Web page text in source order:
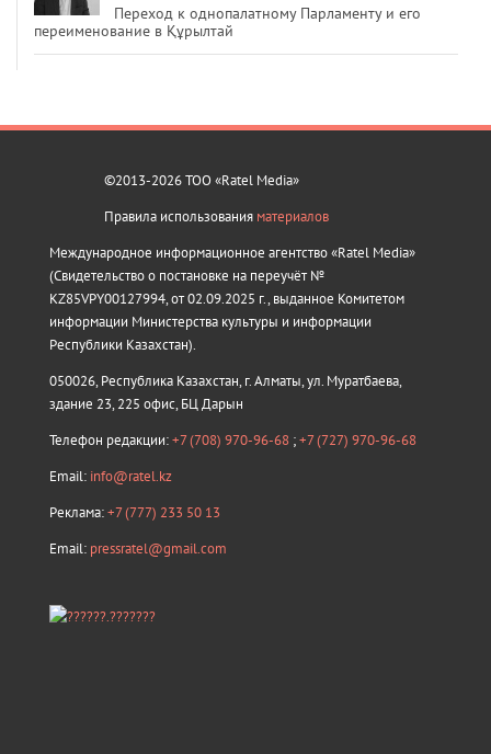
Переход к однопалатному Парламенту и его
переименование в Құрылтай
©2013-2026 ТОО «Ratel Media»
Правила использования материалов
Международное информационное агентство «Ratel Media»
(Свидетельство о постановке на переучёт №
KZ85VPY00127994, от 02.09.2025 г., выданное Комитетом
информации Министерства культуры и информации
Республики Казахстан).
050026, Республика Казахстан, г. Алматы, ул. Муратбаева,
здание 23, 225 офис, БЦ Дарын
Телефон редакции:+7 (708) 970-96-68 ;+7 (727) 970-96-68
Email: info@ratel.kz
Реклама:+7 (777) 233 50 13
Email: pressratel@gmail.com